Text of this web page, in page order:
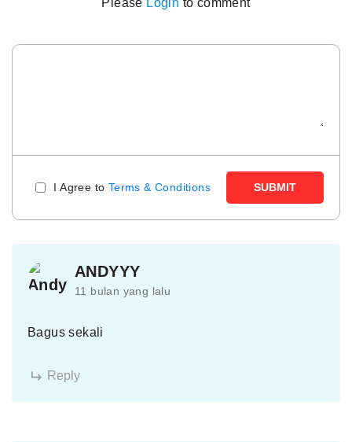
Please Login to comment
I Agree to Terms & Conditions SUBMIT
ANDYYY
11 bulan yang lalu
Bagus sekali
Reply